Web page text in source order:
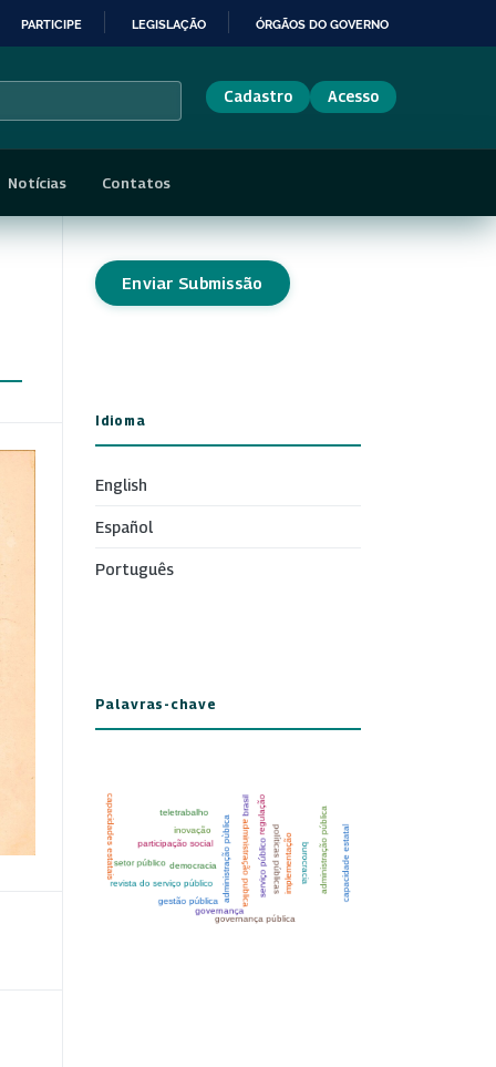
PARTICIPE LEGISLAÇÃO ÓRGÃOS DO GOVERNO
Cadastro Acesso
Notícias Contatos
Enviar Submissão
Idioma
English
Español
Português
Palavras-chave